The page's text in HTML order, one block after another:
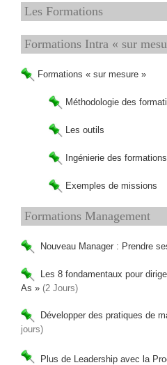
Les Formations
Formations Intra « sur
Formations « sur mesure »
Méthodologie des
Les outils
Ingénierie des formations
Exemples de missions
Formations Management
Nouveau Manager : Prendre
Les 8 fondamentaux pour
As » (2 Jours)
Développer des pratiques de
jours)
Plus de Leadership avec la